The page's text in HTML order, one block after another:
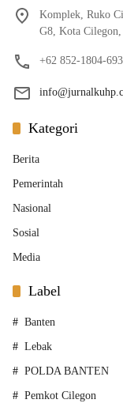
Komplek, Ruko
G8, Kota Cilegon,
+62 852-1804-
Kategori
Berita
Pemerintah
Nasional
Sosial
Media
Label
Banten
Lebak
POLDA BANTEN
Pemkot Cilegon